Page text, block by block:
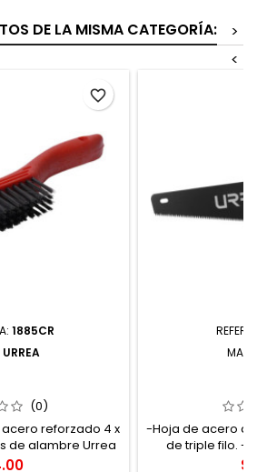
DE LA MISMA CATEGORÍA:
>
<
1885CR
URREA
MANGO URREA
(0)
reforzado 4 x
de alambre Urrea
durabilidad que un
favorite_border
-Hoja de acero
de triple filo. -
dientes por